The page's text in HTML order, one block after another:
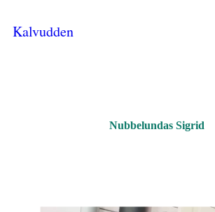
Kalvudden
Nubbelundas Sigrid